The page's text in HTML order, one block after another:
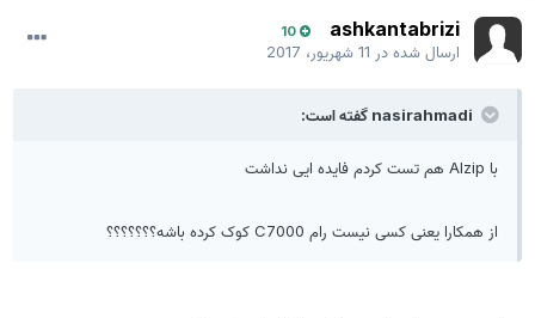
ashkantabrizi
10
ارسال شده در11 شهریور، 2017
nasirahmadi گفته است:
با Alzip هم تست کردم فایده ایی نداشت
از همکارا یعنی کسی نیست رام C7000 کوک کرده باشه؟؟؟؟؟؟؟